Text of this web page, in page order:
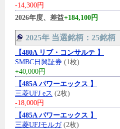
-14,300円
2026年度、差益+184,100円
2025年 当選銘柄：25銘柄
【480A リブ・コンサルテ 】
SMBC日興証券 (1枚)
+40,000円
【485A パワーエックス 】
三菱UFJ eス (2枚)
-18,000円
【485A パワーエックス 】
三菱UFJモルガ(2枚)